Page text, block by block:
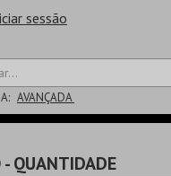
sessão
AVANÇADA
- QUANTIDADE